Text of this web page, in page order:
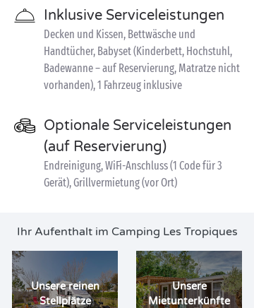
Inklusive Serviceleistungen
Decken und Kissen, Bettwäsche und
Handtücher, Babyset (Kinderbett, Hochstuhl,
Badewanne – auf Reservierung, Matratze nicht
vorhanden), 1 Fahrzeug inklusive
Optionale Serviceleistungen
(auf Reservierung)
Endreinigung, WiFi-Anschluss (1 Code für 3
Gerät), Grillvermietung (vor Ort)
Ihr Aufenthalt im Camping Les Tropiques
Unsere reinen
Stellplätze
Unsere
Mietunterkünfte